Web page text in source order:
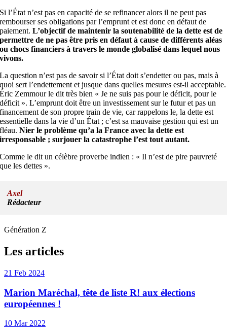
Si l’État n’est pas en capacité de se refinancer alors il ne peut pas
rembourser ses obligations par l’emprunt et est donc en défaut de
paiement.L’objectif de maintenir la soutenabilité de la dette est de
permettre de ne pas être pris en défaut à cause de différents aléas
ou chocs financiers à travers le monde globalisé dans lequel nous
vivons.
La question n’est pas de savoir si l’État doit s’endetter ou pas, mais à
quoi sert l’endettement et jusque dans quelles mesures est-il acceptable.
Éric Zemmour le dit très bien «Je ne suis pas pour le déficit, pour le
déficit ». L’emprunt doit être un investissement sur le futur et pas un
financement de son propre train de vie, car rappelons le, la dette est
essentielle dans la vie d’un État ; c’est sa mauvaise gestion qui est un
fléau.Nier le problème qu’a la France avec la dette est
irresponsable ; surjouer la catastrophe l’est tout autant.
Comme le dit un célèbre proverbe indien : « Il n’est de pire pauvreté
que les dettes ».
Axel
Rédacteur
Génération Z
Les articles
21 Feb 2024
Marion Maréchal, tête de liste R! aux élections
européennes !
10 Mar 2022